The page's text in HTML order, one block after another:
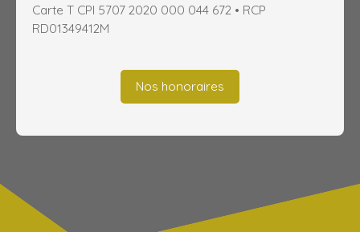
Carte T CPI 5707 2020 000 044 672 • RCP
RD01349412M
Nos honoraires